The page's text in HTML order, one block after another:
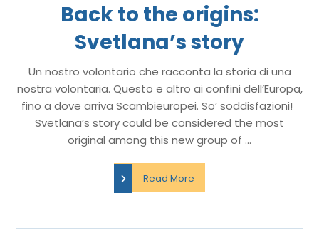
Back to the origins:
Svetlana’s story
Un nostro volontario che racconta la storia di una
nostra volontaria. Questo e altro ai confini dell’Europa,
fino a dove arriva Scambieuropei. So’ soddisfazioni!
Svetlana’s story could be considered the most
original among this new group of ...
Read More